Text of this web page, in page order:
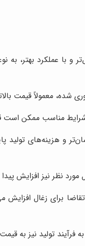
و با عملکرد بهتر، به
معمولاً قیمت
مناسب ممکن است
و هزینه‌های
نظر نیز افزایش
برای زغال
تولید نیز به